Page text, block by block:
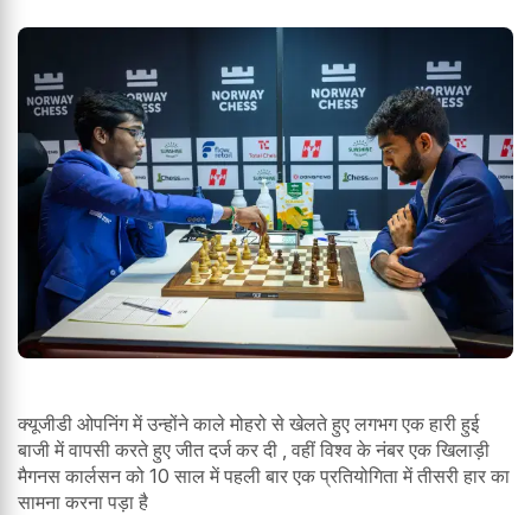
क्यूजीडी ओपनिंग में उन्होंने काले मोहरो से खेलते हुए लगभग एक हारी हुई
बाजी में वापसी करते हुए जीत दर्ज कर दी , वहीं विश्व के नंबर एक खिलाड़ी
मैगनस कार्लसन को 10 साल में पहली बार एक प्रतियोगिता में तीसरी हार का
सामना करना पड़ा है